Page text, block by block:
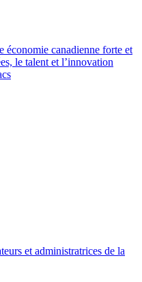
économie canadienne forte et
le talent et l’innovation
et administratrices de la